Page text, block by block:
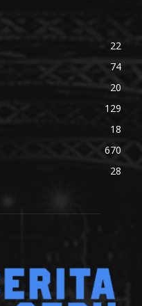
22
74
20
129
18
670
28